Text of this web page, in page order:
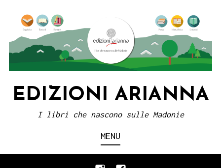
content
EDIZIONI ARIANNA
I libri che nascono sulle Madonie
MENU